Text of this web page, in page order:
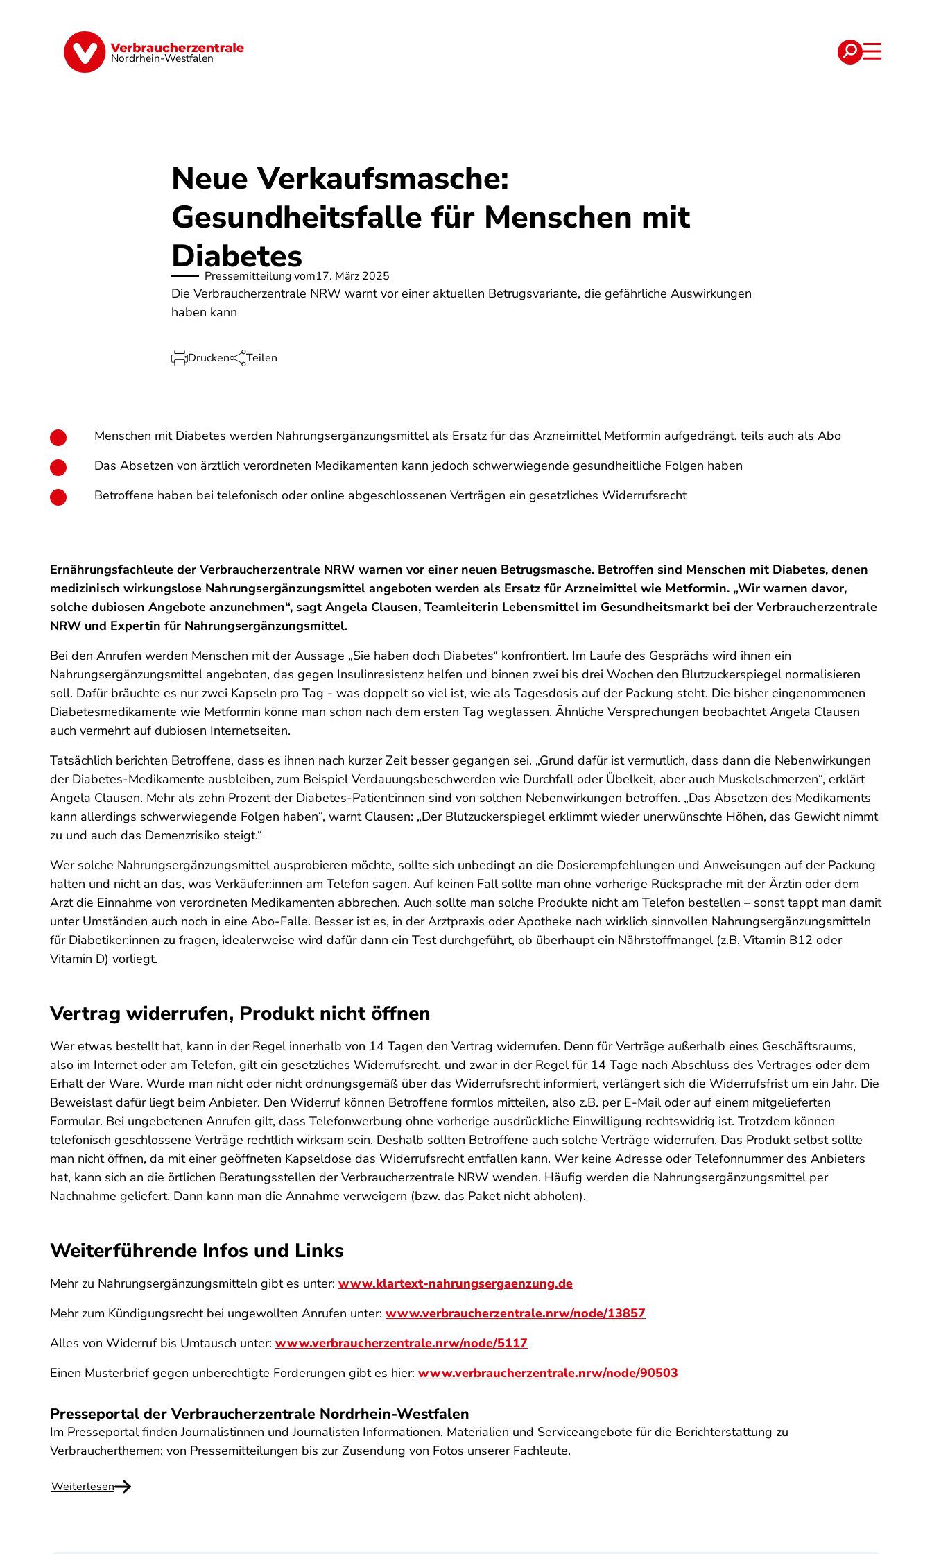
Nordrhein-Westfalen
Finanzen Digitales Lebensmittel
Neue Verkaufsmasche:
Gesundheitsfalle für Menschen mit
Diabetes
Pressemitteilung vom17. März 2025
Die Verbraucherzentrale NRW warnt vor einer aktuellen Betrugsvariante, die gefährliche Auswirkungen
haben kann
Drucken Teilen
Menschen mit Diabetes werden Nahrungsergänzungsmittel als Ersatz für das Arzneimittel Metformin aufgedrängt, teils auch als Abo
Das Absetzen von ärztlich verordneten Medikamenten kann jedoch schwerwiegende gesundheitliche Folgen haben
Betroffene haben bei telefonisch oder online abgeschlossenen Verträgen ein gesetzliches Widerrufsrecht
Ernährungsfachleute der Verbraucherzentrale NRW warnen vor einer neuen Betrugsmasche. Betroffen sind Menschen mit Diabetes, denen
medizinisch wirkungslose Nahrungsergänzungsmittel angeboten werden als Ersatz für Arzneimittel wie Metformin. „Wir warnen davor,
solche dubiosen Angebote anzunehmen“, sagt Angela Clausen, Teamleiterin Lebensmittel im Gesundheitsmarkt bei der Verbraucherzentrale
NRW und Expertin für Nahrungsergänzungsmittel.
Bei den Anrufen werden Menschen mit der Aussage „Sie haben doch Diabetes“ konfrontiert. Im Laufe des Gesprächs wird ihnen ein
Nahrungsergänzungsmittel angeboten, das gegen Insulinresistenz helfen und binnen zwei bis drei Wochen den Blutzuckerspiegel normalisieren
soll. Dafür bräuchte es nur zwei Kapseln pro Tag - was doppelt so viel ist, wie als Tagesdosis auf der Packung steht. Die bisher eingenommenen
Diabetesmedikamente wie Metformin könne man schon nach dem ersten Tag weglassen. Ähnliche Versprechungen beobachtet Angela Clausen
auch vermehrt auf dubiosen Internetseiten.
Tatsächlich berichten Betroffene, dass es ihnen nach kurzer Zeit besser gegangen sei. „Grund dafür ist vermutlich, dass dann die Nebenwirkungen
der Diabetes-Medikamente ausbleiben, zum Beispiel Verdauungsbeschwerden wie Durchfall oder Übelkeit, aber auch Muskelschmerzen“, erklärt
Angela Clausen. Mehr als zehn Prozent der Diabetes-Patient:innen sind von solchen Nebenwirkungen betroffen. „Das Absetzen des Medikaments
kann allerdings schwerwiegende Folgen haben“, warnt Clausen: „Der Blutzuckerspiegel erklimmt wieder unerwünschte Höhen, das Gewicht nimmt
zu und auch das Demenzrisiko steigt.“
Wer solche Nahrungsergänzungsmittel ausprobieren möchte, sollte sich unbedingt an die Dosierempfehlungen und Anweisungen auf der Packung
halten und nicht an das, was Verkäufer:innen am Telefon sagen. Auf keinen Fall sollte man ohne vorherige Rücksprache mit der Ärztin oder dem
Arzt die Einnahme von verordneten Medikamenten abbrechen. Auch sollte man solche Produkte nicht am Telefon bestellen – sonst tappt man damit
unter Umständen auch noch in eine Abo-Falle. Besser ist es, in der Arztpraxis oder Apotheke nach wirklich sinnvollen Nahrungsergänzungsmitteln
für Diabetiker:innen zu fragen, idealerweise wird dafür dann ein Test durchgeführt, ob überhaupt ein Nährstoffmangel (z.B. Vitamin B12 oder
Vitamin D) vorliegt.
Vertrag widerrufen, Produkt nicht öffnen
Wer etwas bestellt hat, kann in der Regel innerhalb von 14 Tagen den Vertrag widerrufen. Denn für Verträge außerhalb eines Geschäftsraums,
also im Internet oder am Telefon, gilt ein gesetzliches Widerrufsrecht, und zwar in der Regel für 14 Tage nach Abschluss des Vertrages oder dem
Erhalt der Ware. Wurde man nicht oder nicht ordnungsgemäß über das Widerrufsrecht informiert, verlängert sich die Widerrufsfrist um ein Jahr. Die
Beweislast dafür liegt beim Anbieter. Den Widerruf können Betroffene formlos mitteilen, also z.B. per E-Mail oder auf einem mitgelieferten
Formular. Bei ungebetenen Anrufen gilt, dass Telefonwerbung ohne vorherige ausdrückliche Einwilligung rechtswidrig ist. Trotzdem können
telefonisch geschlossene Verträge rechtlich wirksam sein. Deshalb sollten Betroffene auch solche Verträge widerrufen. Das Produkt selbst sollte
man nicht öffnen, da mit einer geöffneten Kapseldose das Widerrufsrecht entfallen kann. Wer keine Adresse oder Telefonnummer des Anbieters
hat, kann sich an die örtlichen Beratungsstellen der Verbraucherzentrale NRW wenden. Häufig werden die Nahrungsergänzungsmittel per
Nachnahme geliefert. Dann kann man die Annahme verweigern (bzw. das Paket nicht abholen).
Weiterführende Infos und Links
Mehr zu Nahrungsergänzungsmitteln gibt es unter: www.klartext-nahrungsergaenzung.de
Mehr zum Kündigungsrecht bei ungewollten Anrufen unter: www.verbraucherzentrale.nrw/node/13857
Alles von Widerruf bis Umtausch unter: www.verbraucherzentrale.nrw/node/5117
Einen Musterbrief gegen unberechtigte Forderungen gibt es hier: www.verbraucherzentrale.nrw/node/90503
Presseportal der Verbraucherzentrale Nordrhein-Westfalen
Im Presseportal finden Journalistinnen und Journalisten Informationen, Materialien und Serviceangebote für die Berichterstattung zu
Verbraucherthemen: von Pressemitteilungen bis zur Zusendung von Fotos unserer Fachleute.
Weiterlesen